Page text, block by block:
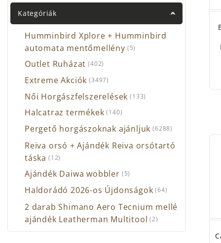
Kategóriák
Humminbird Xplore + Humminbird
automata mentőmellény (5)
Outlet Ruházat (402)
Extreme Akciók (3497)
Női Horgászfelszerelések (133)
Halcatraz termékek (140)
Pergető horgászoknak ajánljuk (6288)
Reiva orsó + Ajándék Reiva orsótartó
táska (12)
Ajándék Daiwa wobbler (5)
Haldorádó 2026-os Újdonságok (64)
2 darab Shimano Aero Tecnium mellé
ajándék Leatherman Multitool (2)